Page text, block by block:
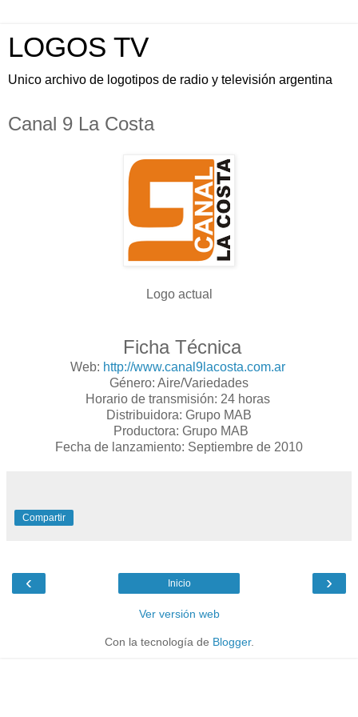
LOGOS TV
Unico archivo de logotipos de radio y televisión argentina
Canal 9 La Costa
Logo actual
Ficha Técnica
Web: http://www.canal9lacosta.com.ar
Género: Aire/Variedades
Horario de transmisión: 24 horas
Distribuidora: Grupo MAB
Productora: Grupo MAB
Fecha de lanzamiento: Septiembre de 2010
Compartir
‹ ›
Inicio
Ver versión web
Con la tecnología de Blogger.